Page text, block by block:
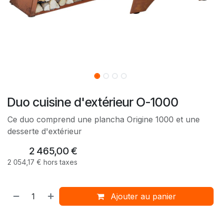
Duo cuisine d'extérieur O-1000
Ce duo comprend une plancha Origine 1000 et une
desserte d'extérieur
2 465,00 €
2 054,17 € hors taxes
Ajouter au panier